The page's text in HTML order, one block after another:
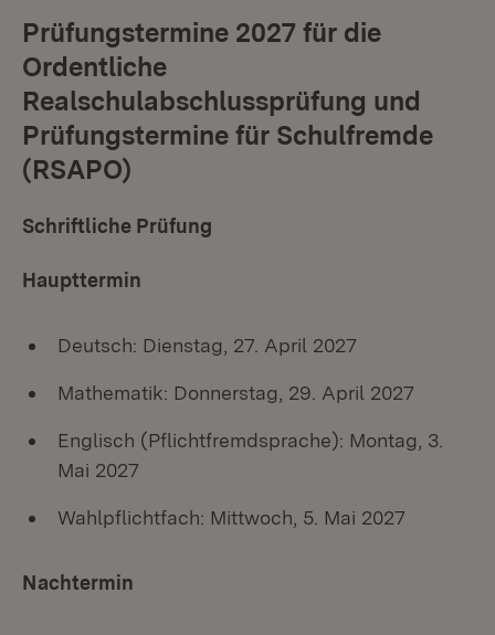
Prüfungstermine 2027 für die
Ordentliche
Realschulabschlussprüfung und
Prüfungstermine für Schulfremde
(RSAPO)
Schriftliche Prüfung
Haupttermin
Deutsch: Dienstag, 27. April 2027
Mathematik: Donnerstag, 29. April 2027
Englisch (Pflichtfremdsprache): Montag, 3.
Mai 2027
Wahlpflichtfach: Mittwoch, 5. Mai 2027
Nachtermin